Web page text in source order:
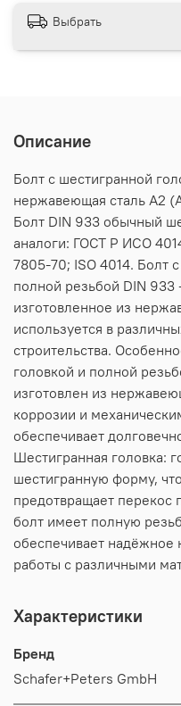
Выбрать
Описание
Болт с шестигранной
нержавеющая сталь А2
Болт DIN 933 обычный
аналоги: ГОСТ Р ИСО
7805-70; ISO 4014. Болт
полной резьбой DIN
изготовленное из
используется в
строительства.
головкой и полной
изготовлен из
коррозии и
обеспечивает
Шестигранная головка:
шестигранную форму,
предотвращает перекос
болт имеет полную
обеспечивает
работы с различными
Характеристики
Бренд
Schafer+Peters GmbH